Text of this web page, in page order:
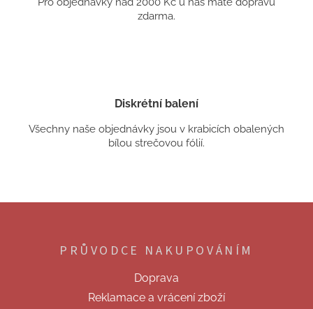
zdarma.
Diskrétní balení
Všechny naše objednávky jsou v krabicích obalených
bílou strečovou fólií.
PRŮVODCE NAKUPOVÁNÍM
Doprava
Reklamace a vrácení zboží